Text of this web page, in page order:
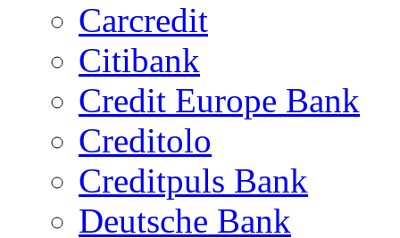
Carcredit
Citibank
Credit Europe Bank
Creditolo
Creditpuls Bank
Deutsche Bank